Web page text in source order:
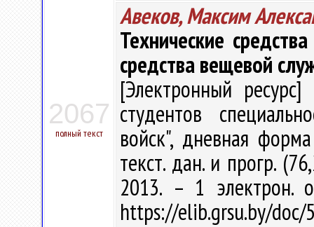
2067
полный текст
Авеков, Максим
Технические
средства вещевой
[Электронный
студентов
войск", дневная
текст. дан. и прогр.
2013. – 1 электрон.
https://elib.grsu.by/doc/